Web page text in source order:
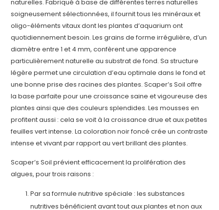
naturelles. Fabriqué à base de différentes terres naturelles
soigneusement sélectionnées, il fournit tous les minéraux et
oligo-éléments vitaux dont les plantes d’aquarium ont
quotidiennement besoin. Les grains de forme irrégulière, d’un
diamètre entre 1 et 4 mm, confèrent une apparence
particulièrement naturelle au substrat de fond. Sa structure
légère permet une circulation d’eau optimale dans le fond et
une bonne prise des racines des plantes. Scaper’s Soil offre
la base parfaite pour une croissance saine et vigoureuse des
plantes ainsi que des couleurs splendides. Les mousses en
profitent aussi : cela se voit à la croissance drue et aux petites
feuilles vert intense. La coloration noir foncé crée un contraste
intense et vivant par rapport au vert brillant des plantes.
Scaper’s Soil prévient efficacement la prolifération des
algues, pour trois raisons :
Par sa formule nutritive spéciale : les substances
nutritives bénéficient avant tout aux plantes et non aux